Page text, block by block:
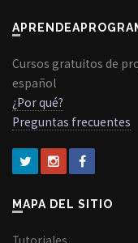
Cursos gratuitos de
español
¿Por qué?
Preguntas frecuentes
MAPA DEL SITIO